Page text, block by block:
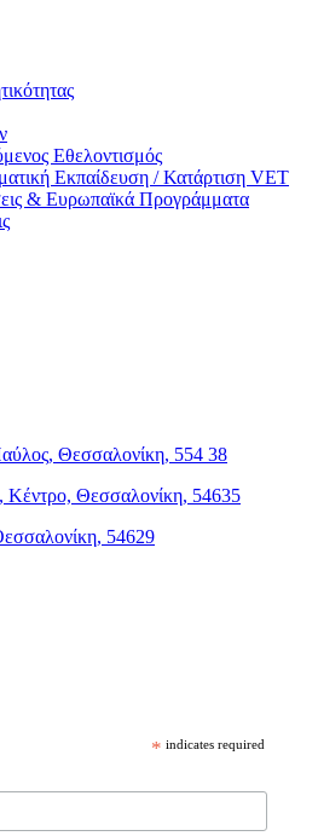
Εθελοντισμός
Εκπαίδευση / Κατάρτιση VET
& Ευρωπαϊκά Προγράμματα
Θεσσαλονίκη, 554 38
Θεσσαλονίκη, 54635
54629
* indicates required